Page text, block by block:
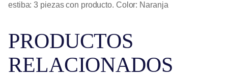
estiba: 3 piezas con producto. Color: Naranja
PRODUCTOS
RELACIONADOS